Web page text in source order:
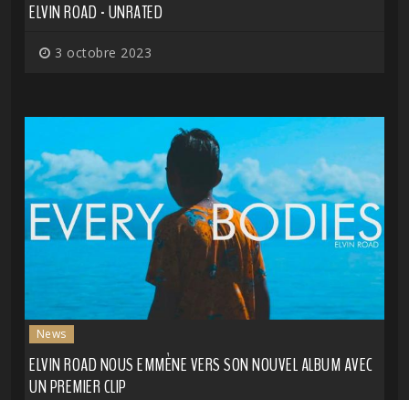
ELVIN ROAD - UNRATED
3 octobre 2023
News
ELVIN ROAD NOUS EMMÈNE VERS SON NOUVEL ALBUM AVEC
UN PREMIER CLIP